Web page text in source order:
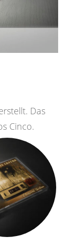
Das
Cinco.